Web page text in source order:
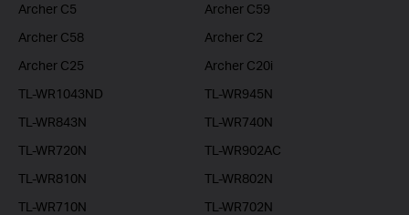
Archer C5
Archer C59
Archer C58
Archer C2
Archer C25
Archer C20i
TL-WR1043ND
TL-WR945N
TL-WR843N
TL-WR740N
TL-WR720N
TL-WR902AC
TL-WR810N
TL-WR802N
TL-WR710N
TL-WR702N